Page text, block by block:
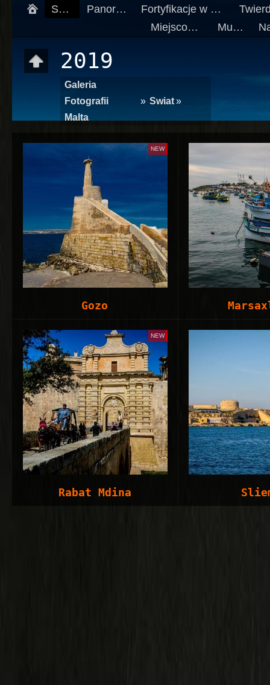
Swiat Panoramy
Fortyfikacje w Polsce
Miejscowości
Muzea
2019
Galeria
Fotografii
» Swiat»
Malta
NEW
Gozo
NEW
Rabat Mdina